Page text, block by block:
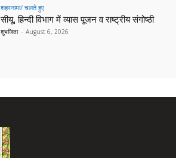
शहरनामा/ चलते हुए
सीयू, हिन्दी विभाग में व्यास पूजन व राष्ट्रीय संगोष्ठी
शुभजिता - August 6, 2026